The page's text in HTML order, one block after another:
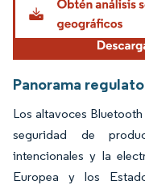
Panorama
Los altavoces
seguridad de
intencionales y la
Europea y los